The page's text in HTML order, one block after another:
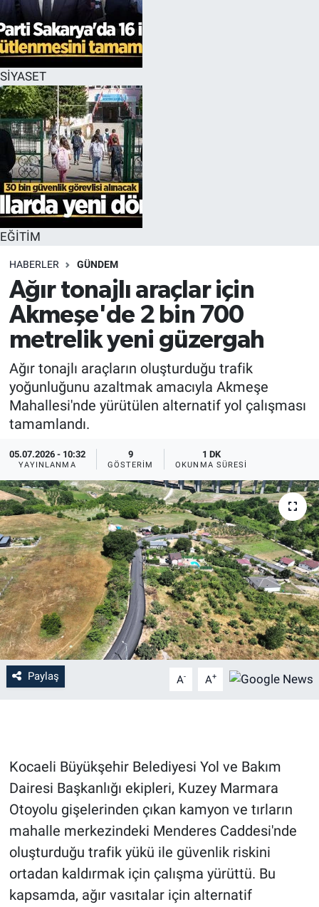
SİYASET
EĞİTİM
HABERLER GÜNDEM
Ağır tonajlı araçlar için
Akmeşe'de 2 bin 700
metrelik yeni güzergah
Ağır tonajlı araçların oluşturduğu trafik
yoğunluğunu azaltmak amacıyla Akmeşe
Mahallesi'nde yürütülen alternatif yol çalışması
tamamlandı.
05.07.2026 - 10:32
YAYINLANMA
9
GÖSTERIM
1 DK
OKUNMA SÜRESI
Paylaş A- A+
Kocaeli Büyükşehir Belediyesi Yol ve Bakım
Dairesi Başkanlığı ekipleri, Kuzey Marmara
Otoyolu gişelerinden çıkan kamyon ve tırların
mahalle merkezindeki Menderes Caddesi'nde
oluşturduğu trafik yükü ile güvenlik riskini
ortadan kaldırmak için çalışma yürüttü. Bu
kapsamda, ağır vasıtalar için alternatif
EĞİTİM
ÖZEL HABER
HALK54 PANORAMA